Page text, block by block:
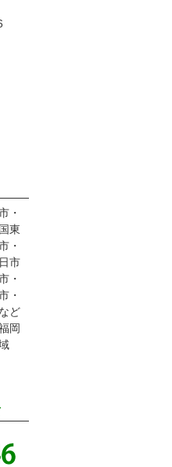
・
東
・
市
・
・
ど
岡